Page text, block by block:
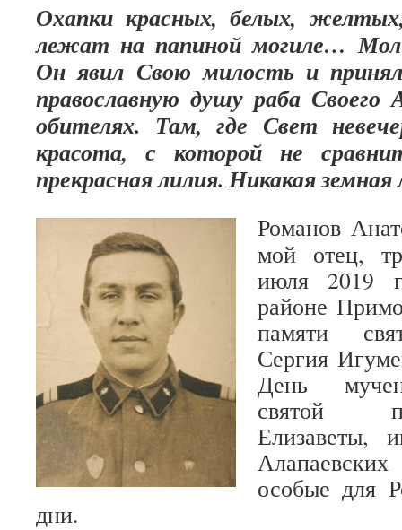
Охапки красных, белых,
лежат на папиной могиле…
Он явил Свою милость и
православную душу раба Своего
обителях. Там, где Свет
красота, с которой не
прекрасная лилия. Никакая
Романов
мой отец,
июля 2019
районе
памяти
Сергия
День
святой
Елизаветы,
особые для
дни.